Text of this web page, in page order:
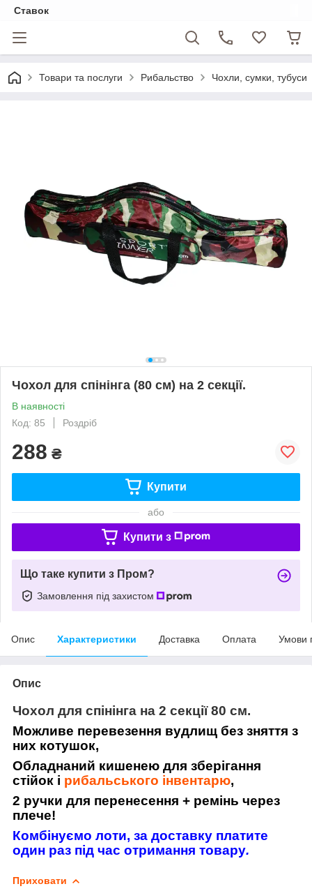
Ставок
Товари та послуги Рибальство Чохли, сумки, тубуси
Чохол для спінінга (80 см) на 2 секції.
В наявності
Код: 85
Роздріб
288 ₴
Купити
або
Купити з
Що таке купити з Пром?
Замовлення під захистом
Опис Характеристики Доставка Оплата Умови
Опис
Чохол для спінінга на 2 секції 80 см.
Можливе перевезення вудлищ без зняття з
них котушок,
Обладнаний кишенею для зберігання
стійок і рибальського інвентарю,
2 ручки для перенесення + ремінь через
плече!
Комбінуємо лоти, за доставку платите
один раз під час отримання товару.
Приховати